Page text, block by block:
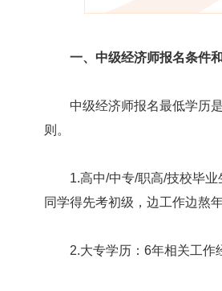
一、中级经济师报名条件
中级经济师报名最低学历是
则。
1.高中/中专/职高/技校毕业
同学得先考初级，边工作边熬
2.大专学历：6年相关工作经